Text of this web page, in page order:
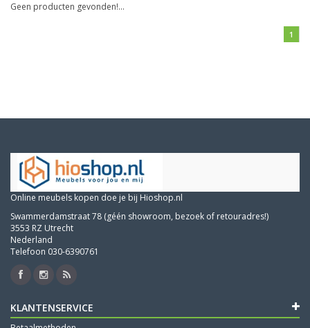
Geen producten gevonden!...
1
Online meubels kopen doe je bij Hioshop.nl
Swammerdamstraat 78 (géén showroom, bezoek of retouradres!)
3553 RZ Utrecht
Nederland
Telefoon 030-6390761
KLANTENSERVICE